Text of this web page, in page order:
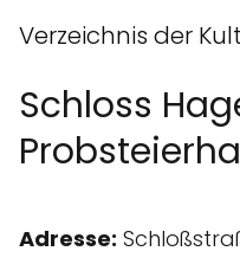
Verzeichnis der
Schloss
Adresse: